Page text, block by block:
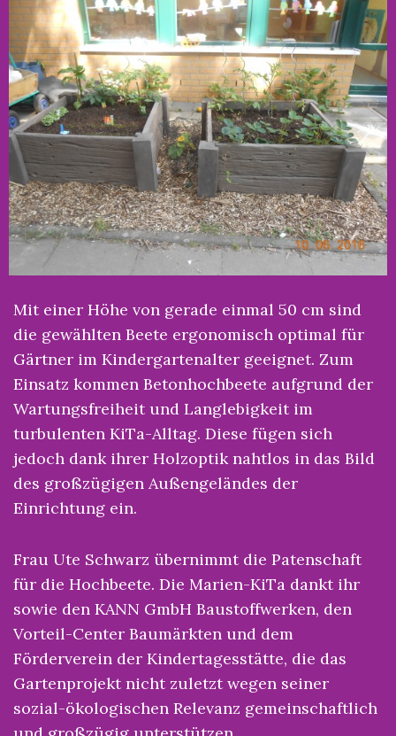
Mit einer Höhe von gerade einmal 50 cm sind
die gewählten Beete ergonomisch optimal für
Gärtner im Kindergartenalter geeignet. Zum
Einsatz kommen Betonhochbeete aufgrund der
Wartungsfreiheit und Langlebigkeit im
turbulenten KiTa-Alltag. Diese fügen sich
jedoch dank ihrer Holzoptik nahtlos in das Bild
des großzügigen Außengeländes der
Einrichtung ein.
Frau Ute Schwarz übernimmt die Patenschaft
für die Hochbeete. Die Marien-KiTa dankt ihr
sowie den KANN GmbH Baustoffwerken, den
Vorteil-Center Baumärkten und dem
Förderverein der Kindertagesstätte, die das
Gartenprojekt nicht zuletzt wegen seiner
sozial-ökologischen Relevanz gemeinschaftlich